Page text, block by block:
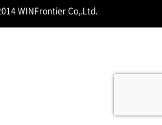
WINFrontier Co,.Ltd.